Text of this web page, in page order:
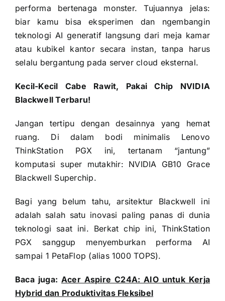
performa bertenaga monster. Tujuannya jelas:
biar kamu bisa eksperimen dan ngembangin
teknologi AI generatif langsung dari meja kamar
atau kubikel kantor secara instan, tanpa harus
selalu bergantung pada server cloud eksternal.
Kecil-Kecil Cabe Rawit, Pakai Chip NVIDIA
Blackwell Terbaru!
Jangan tertipu dengan desainnya yang hemat
ruang. Di dalam bodi minimalis Lenovo
ThinkStation PGX ini, tertanam “jantung”
komputasi super mutakhir: NVIDIA GB10 Grace
Blackwell Superchip.
Bagi yang belum tahu, arsitektur Blackwell ini
adalah salah satu inovasi paling panas di dunia
teknologi saat ini. Berkat chip ini, ThinkStation
PGX sanggup menyemburkan performa AI
sampai 1 PetaFlop (alias 1000 TOPS).
Baca juga: Acer Aspire C24A: AIO untuk Kerja
Hybrid dan Produktivitas Fleksibel